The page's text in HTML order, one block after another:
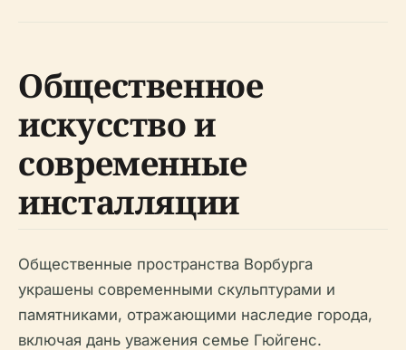
Общественное
искусство и
современные
инсталляции
Общественные пространства Ворбурга
украшены современными скульптурами и
памятниками, отражающими наследие города,
включая дань уважения семье Гюйгенс.